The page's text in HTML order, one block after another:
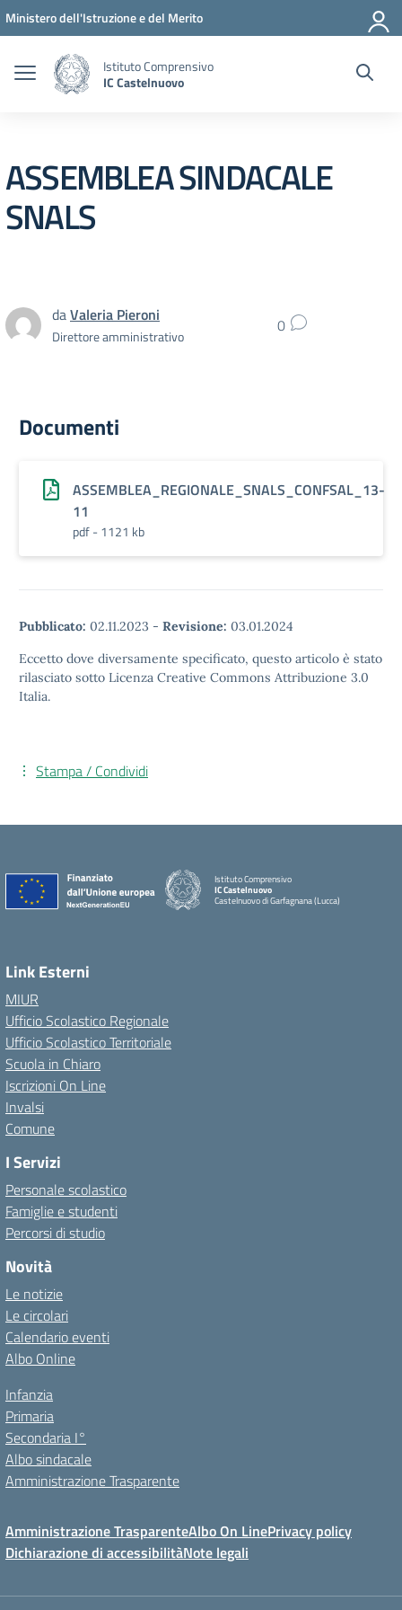
Vai ai contenuti
Vai al menu di navigazione
Vai al footer
Ministero dell'Istruzione e del Merito
Istituto Comprensivo
IC Castelnuovo
ASSEMBLEA SINDACALE
SNALS
daValeria Pieroni
Direttore amministrativo 0
Documenti
ASSEMBLEA_REGIONALE_SNALS_CONFSAL_13-
11
pdf - 1121 kb
Pubblicato: 02.11.2023 - Revisione: 03.01.2024
Eccetto dove diversamente specificato, questo articolo è stato
rilasciato sotto Licenza Creative Commons Attribuzione 3.0
Italia.
Stampa / Condividi
Istituto Comprensivo
IC Castelnuovo
Castelnuovo di Garfagnana (Lucca)
Link Esterni
MIUR
Ufficio Scolastico Regionale
Ufficio Scolastico Territoriale
Scuola in Chiaro
Iscrizioni On Line
Invalsi
Comune
I Servizi
Personale scolastico
Famiglie e studenti
Percorsi di studio
Novità
Le notizie
Le circolari
Calendario eventi
Albo Online
Infanzia
Primaria
Secondaria I°
Albo sindacale
Amministrazione Trasparente
Amministrazione TrasparenteAlbo On LinePrivacy policy
Dichiarazione di accessibilitàNote legali